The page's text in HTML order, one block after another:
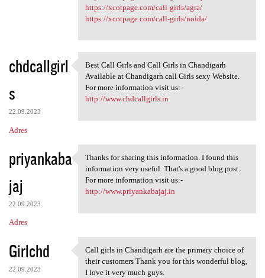
https://xcotpage.com/call-girls/agra/
https://xcotpage.com/call-girls/noida/
chdcallgirl
s
22.09.2023
Adres
Best Call Girls and Call
Best Call Girls and Call Girls in Chandigarh
Available at Chandigarh call Girls sexy Website.
For more information visit us:-
http://www.chdcallgirls.in
priyankaba
jaj
22.09.2023
Adres
Thanks for sharing this
Thanks for sharing this information. I found this
information very useful. That's a good blog post.
For more information visit us:-
http://www.priyankabajaj.in
Girlchd
22.09.2023
Call girls in Chandigarh are
Call girls in Chandigarh are the primary choice of
their customers Thank you for this wonderful blog,
I love it very much guys.